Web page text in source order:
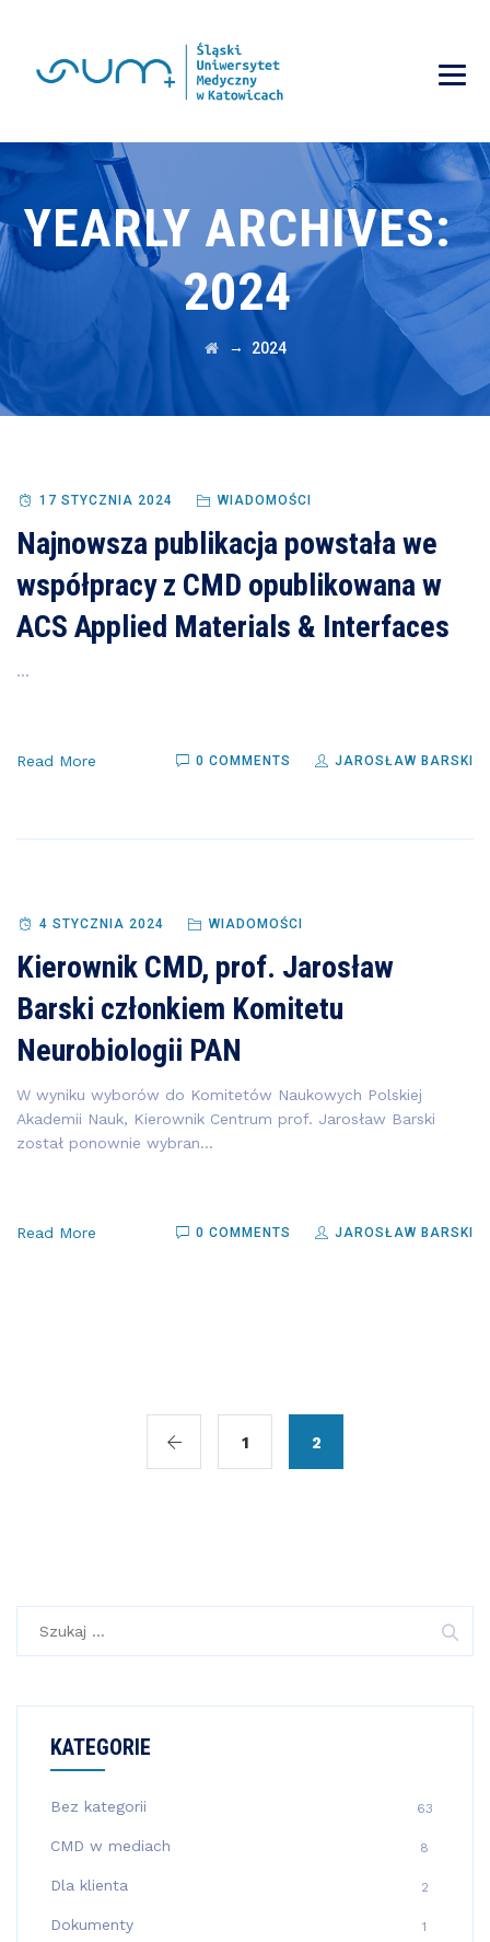
YEARLY ARCHIVES:
2024
→ 2024
17 STYCZNIA 2024 WIADOMOŚCI
Najnowsza publikacja powstała we
współpracy z CMD opublikowana w
ACS Applied Materials & Interfaces
...
Read More 0 COMMENTS JAROSŁAW BARSKI
4 STYCZNIA 2024 WIADOMOŚCI
Kierownik CMD, prof. Jarosław
Barski członkiem Komitetu
Neurobiologii PAN
W wyniku wyborów do Komitetów Naukowych Polskiej
Akademii Nauk, Kierownik Centrum prof. Jarosław Barski
został ponownie wybran...
Read More 0 COMMENTS JAROSŁAW BARSKI
1 2
KATEGORIE
Bez kategorii 63
CMD w mediach 8
Dla klienta 2
Dokumenty 1